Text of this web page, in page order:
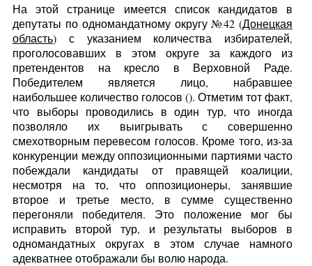
На этой странице имеется список кандидатов в
депутаты по одномандатному округу №42 (Донецкая
область) с указанием количества избирателей,
проголосовавших в этом округе за каждого из
претендентов на кресло в Верховной Раде.
Победителем является лицо, набравшее
наибольшее количество голосов (). Отметим тот факт,
что выборы проводились в один тур, что иногда
позволяло их выигрывать с совершенно
смехотворным перевесом голосов. Кроме того, из-за
конкуренции между оппозиционными партиями часто
побеждали кандидаты от правящей коалиции,
несмотря на то, что оппозиционеры, занявшие
второе и третье место, в сумме существенно
перегоняли победителя. Это положение мог бы
исправить второй тур, и результаты выборов в
одномандатных округах в этом случае намного
адекватнее отображали бы волю народа.